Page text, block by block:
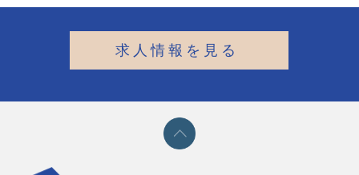
求人情報を見る